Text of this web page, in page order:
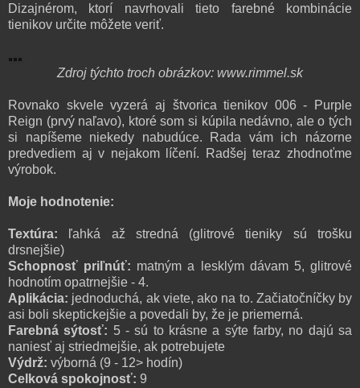
Dizajnérom, ktorí navrhovali tieto farebné kombinácie
tienikov určite môžete veriť.
Zdroj týchto troch obrázkov: www.rimmel.sk
Rovnako skvele vyzerá aj štvorica tienikov 006 - Purple
Reign (prvý naľavo), ktoré som si kúpila nedávno, ale o tých
si napíšeme niekedy nabudúce. Rada vám ich názorne
predvediem aj v nejakom líčení. Radšej teraz zhodnoťme
výrobok.
Moje hodnotenie:
Textúra: ľahká až stredná (glitrové tieniky sú trošku
drsnejšie)
Schopnosť priľnúť: matným a lesklým dávam 5, glitrové
hodnotím opatrnejšie - 4.
Aplikácia: jednoduchá, ak viete, ako na to. Začiatočníčky by
asi boli skeptickejšie a povedali by, že je priemerná.
Farebná sýtosť: 5 - sú to krásne a sýte farby, no dajú sa
naniesť aj striedmejšie, ak potrebujete
Výdrž: výborná (9 - 12> hodín)
Celková spokojnosť: 9